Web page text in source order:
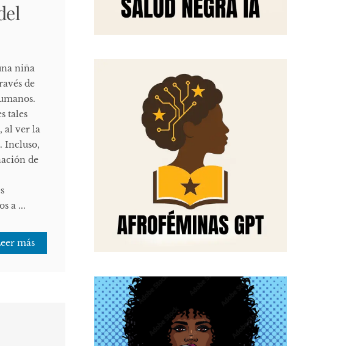
niña
de
tales
al ver la
Incluso,
de
a ...
más